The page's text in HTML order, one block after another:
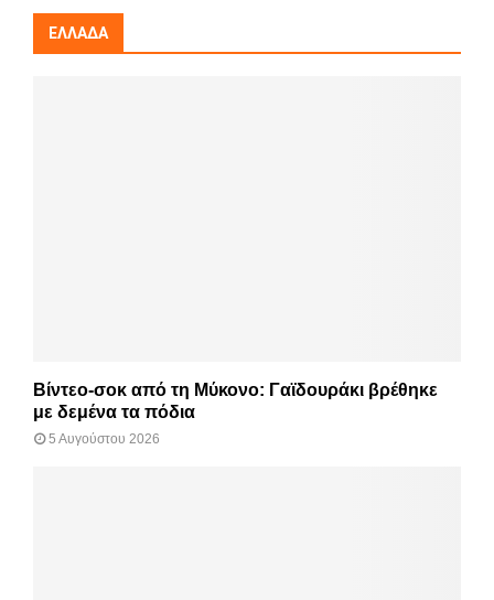
ΕΛΛΆΔΑ
Βίντεο-σοκ από τη Μύκονο: Γαϊδουράκι βρέθηκε
με δεμένα τα πόδια
5 Αυγούστου 2026